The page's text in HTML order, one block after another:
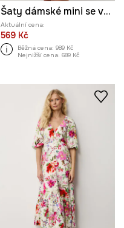
Šaty dámské mini se vzorem a páskem
Aktuální cena:
569 Kč
Běžná cena: 989 Kč
Nejnižší cena: 689 Kč